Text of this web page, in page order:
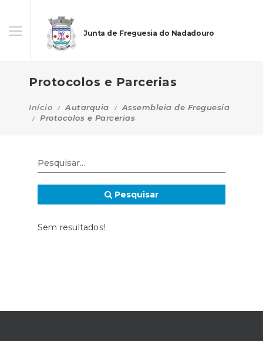
Junta de Freguesia do Nadadouro
Protocolos e Parcerias
Início Autarquia
Assembleia de Freguesia
Protocolos e Parcerias
Pesquisar
Sem resultados!